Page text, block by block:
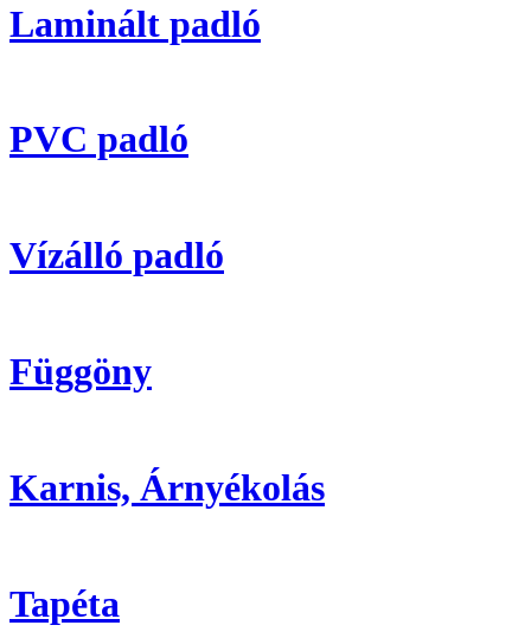
Laminált padló
PVC padló
Vízálló padló
Függöny
Karnis, Árnyékolás
Tapéta